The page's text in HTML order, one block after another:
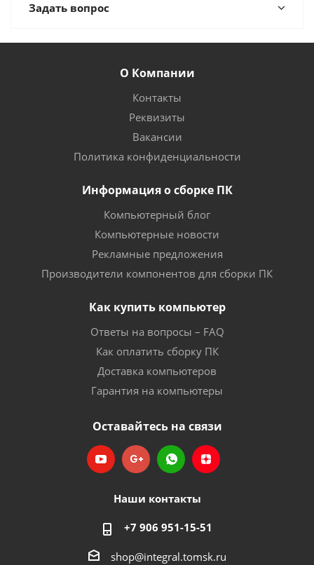
Задать вопрос
О Компании
Контакты
Реквизиты
Вакансии
Политика конфиденциальности
Информация о сборке ПК
Компьютерный блог
Компьютерные новости
Рекламные предложения
Производители компонентов для сборки ПК
Как купить компьютер
Ответы на вопросы – FAQ
Как оплатить сборку ПК
Доставка компьютеров
Гарантия на компьютеры
Оставайтесь на связи
Наши контакты
+7 906 951-15-51
shop@integral.tomsk.ru